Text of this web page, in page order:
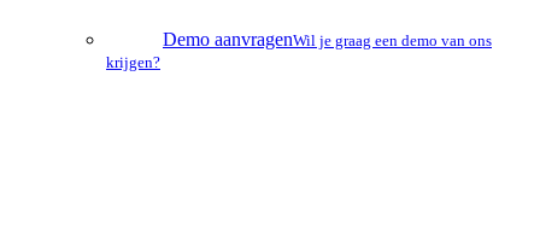
Demo aanvragenWil je graag een demo van ons
krijgen?